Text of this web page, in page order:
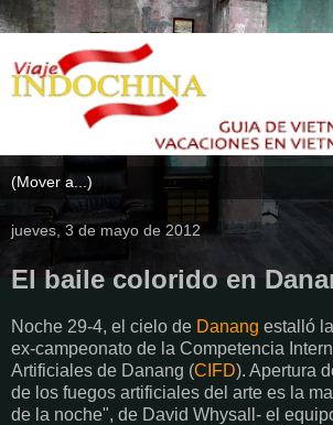
jueves, 3 de mayo de 2012
El baile colorido en
Noche 29-4, el cielo de Danang estalló
ex-campeonato de la Competencia
Artificiales de Danang (CIFD). Apertura
de los fuegos artificiales del arte es la
de la noche", de David Whysall- el